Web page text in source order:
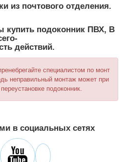
из почтового отделения.
купить подоконник ПВХ, В
действий.
специалистом по монт
неправильный монтаж может при
подоконник.
в социальных сетях